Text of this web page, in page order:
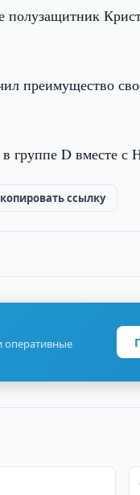
преимущество
D вместе с
ссылку
оперативные